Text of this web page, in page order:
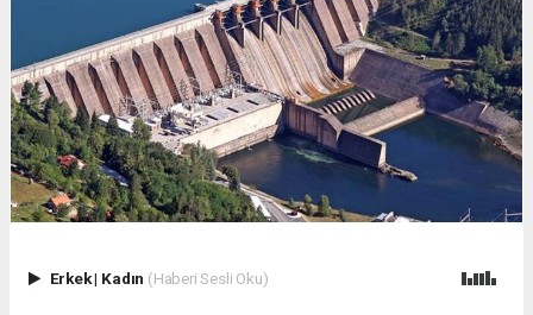
Erkek| Kadın (Haberi Sesli Oku)